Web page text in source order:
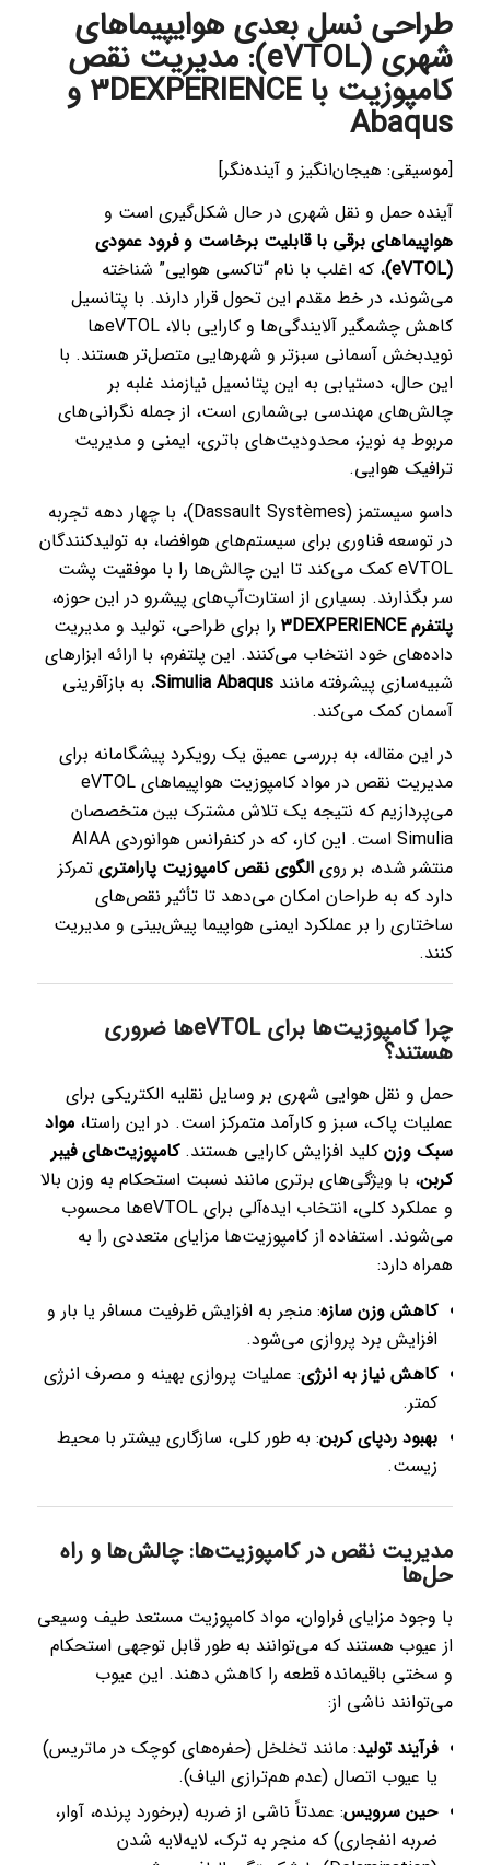
طراحی نسل بعدی هوایپیماهای
شهری (eVTOL): مدیریت نقص
کامپوزیت با 3DEXPERIENCE و
Abaqus
[موسیقی: هیجان‌انگیز و آینده‌نگر]
آینده حمل و نقل شهری در حال شکل‌گیری است و
هواپیماهای برقی با قابلیت برخاست و فرود عمودی
(eVTOL)
، که اغلب با نام “تاکسی هوایی” شناخته
می‌شوند، در خط مقدم این تحول قرار دارند. با پتانسیل
کاهش چشمگیر آلایندگی‌ها و کارایی بالا، eVTOLها
نویدبخش آسمانی سبزتر و شهرهایی متصل‌تر هستند. با
این حال، دستیابی به این پتانسیل نیازمند غلبه بر
چالش‌های مهندسی بی‌شماری است، از جمله نگرانی‌های
مربوط به نویز، محدودیت‌های باتری، ایمنی و مدیریت
ترافیک هوایی.
داسو سیستمز (Dassault Systèmes)، با چهار دهه تجربه
در توسعه فناوری برای سیستم‌های هوافضا، به تولیدکنندگان
eVTOL کمک می‌کند تا این چالش‌ها را با موفقیت پشت
سر بگذارند. بسیاری از استارت‌آپ‌های پیشرو در این حوزه،
پلتفرم 3DEXPERIENCE
را برای طراحی، تولید و مدیریت
داده‌های خود انتخاب می‌کنند. این پلتفرم، با ارائه ابزارهای
شبیه‌سازی پیشرفته مانند Simulia Abaqus، به بازآفرینی
آسمان کمک می‌کند.
در این مقاله، به بررسی عمیق یک رویکرد پیشگامانه برای
مدیریت نقص در مواد کامپوزیت هواپیماهای eVTOL
می‌پردازیم که نتیجه یک تلاش مشترک بین متخصصان
Simulia است. این کار، که در کنفرانس هوانوردی AIAA
منتشر شده، بر روی الگوی نقص کامپوزیت پارامتریتمرکز
دارد که به طراحان امکان می‌دهد تا تأثیر نقص‌های
ساختاری را بر عملکرد ایمنی هواپیما پیش‌بینی و مدیریت
کنند.
چرا کامپوزیت‌ها برای eVTOLها ضروری
هستند؟
حمل و نقل هوایی شهری بر وسایل نقلیه الکتریکی برای
عملیات پاک، سبز و کارآمد متمرکز است. در این راستا، مواد
سبک وزنکلید افزایش کارایی هستند.کامپوزیت‌های فیبر
کربن، با ویژگی‌های برتری مانند نسبت استحکام به وزن بالا
و عملکرد کلی، انتخاب ایده‌آلی برای eVTOLها محسوب
می‌شوند. استفاده از کامپوزیت‌ها مزایای متعددی را به
همراه دارد:
کاهش وزن سازه: منجر به افزایش ظرفیت مسافر یا بار و
افزایش برد پروازی می‌شود.
کاهش نیاز به انرژی: عملیات پروازی بهینه و مصرف انرژی
کمتر.
بهبود ردپای کربن: به طور کلی، سازگاری بیشتر با محیط
زیست.
مدیریت نقص در کامپوزیت‌ها: چالش‌ها و راه
حل‌ها
با وجود مزایای فراوان، مواد کامپوزیت مستعد طیف وسیعی
از عیوب هستند که می‌توانند به طور قابل توجهی استحکام
و سختی باقیمانده قطعه را کاهش دهند. این عیوب
می‌توانند ناشی از:
فرآیند تولید: مانند تخلخل (حفره‌های کوچک در ماتریس)
یا عیوب اتصال (عدم هم‌ترازی الیاف).
حین سرویس: عمدتاً ناشی از ضربه (برخورد پرنده، آوار،
ضربه انفجاری) که منجر به ترک، لایه‌لایه شدن